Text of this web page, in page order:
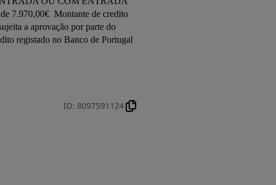
7.970,00€  Montante de credito
a aprovação por parte do
registado no Banco de Portugal
ID: 8097591124